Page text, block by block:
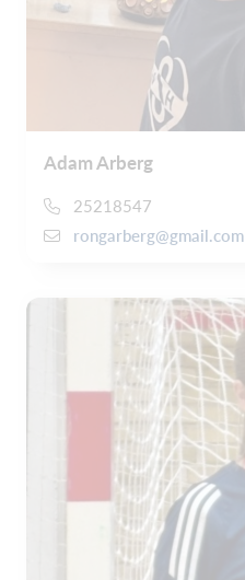
Adam Arberg
25218547
rongarberg@gmail.com